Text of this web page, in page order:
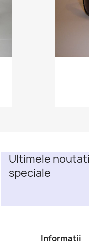
Ultimele
speciale
Informatii